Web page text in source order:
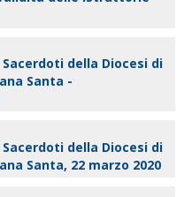
della Diocesi di
Santa -
della Diocesi di
Santa, 22 marzo 2020